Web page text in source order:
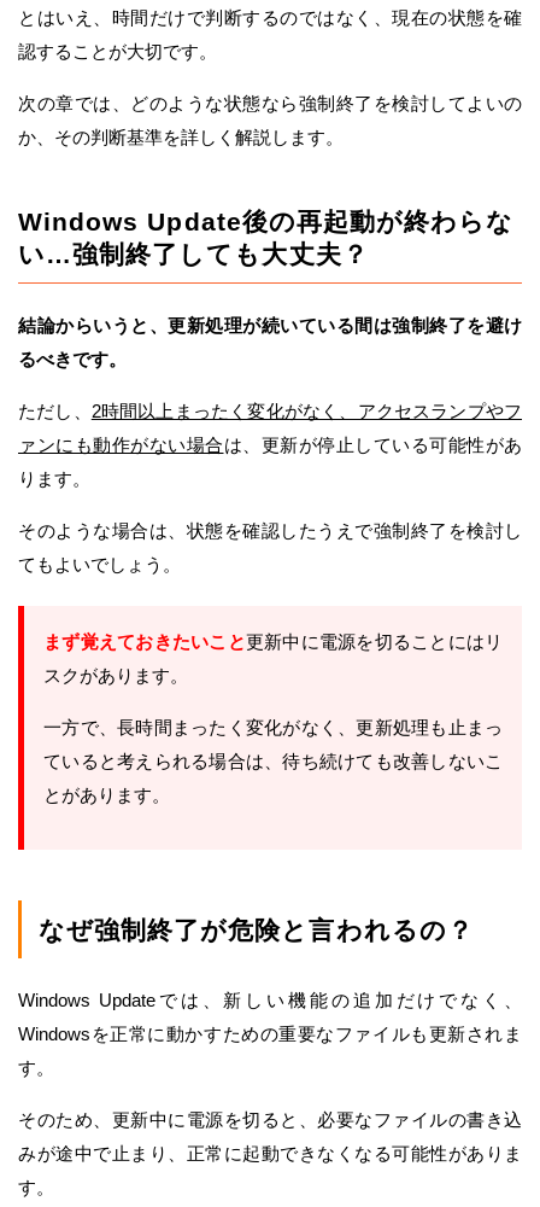
とはいえ、時間だけで判断するのではなく、現在の状態を確
認することが大切です。
次の章では、どのような状態なら強制終了を検討してよいの
か、その判断基準を詳しく解説します。
Windows Update後の再起動が終わらな
い…強制終了しても大丈夫？
結論からいうと、更新処理が続いている間は強制終了を避け
るべきです。
ただし、 2時間以上まったく変化がなく、アクセスランプやフ
ァンにも動作がない場合は、更新が停止している可能性があ
ります。
そのような場合は、状態を確認したうえで強制終了を検討し
てもよいでしょう。
まず覚えておきたいこと更新中に電源を切ることにはリ
スクがあります。
一方で、長時間まったく変化がなく、更新処理も止まっ
ていると考えられる場合は、待ち続けても改善しないこ
とがあります。
なぜ強制終了が危険と言われるの？
Windows Updateでは、新しい機能の追加だけでなく、
Windowsを正常に動かすための重要なファイルも更新されま
す。
そのため、更新中に電源を切ると、必要なファイルの書き込
みが途中で止まり、正常に起動できなくなる可能性がありま
す。